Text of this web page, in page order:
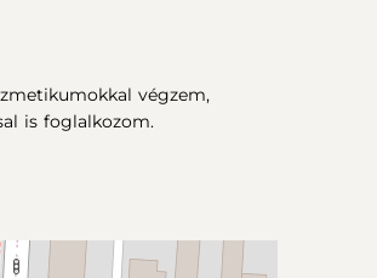
végzem,
is foglalkozom.